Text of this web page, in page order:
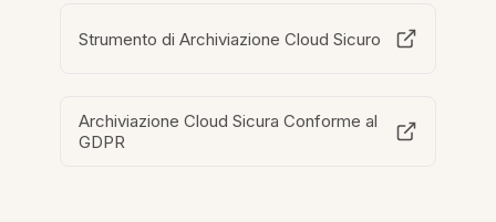
Strumento di Archiviazione Cloud Sicuro
Archiviazione Cloud Sicura Conforme al
GDPR